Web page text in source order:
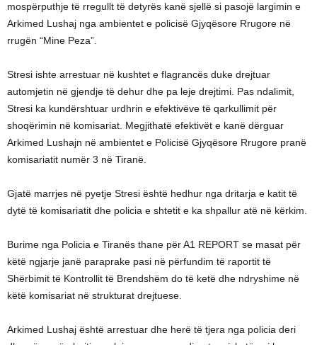
mospërputhje të rregullt të detyrës kanë sjellë si pasojë largimin e
Arkimed Lushaj nga ambientet e policisë Gjyqësore Rrugore në
rrugën “Mine Peza”.
Stresi ishte arrestuar në kushtet e flagrancës duke drejtuar
automjetin në gjendje të dehur dhe pa leje drejtimi. Pas ndalimit,
Stresi ka kundërshtuar urdhrin e efektivëve të qarkullimit për
shoqërimin në komisariat. Megjithatë efektivët e kanë dërguar
Arkimed Lushajn në ambientet e Policisë Gjyqësore Rrugore pranë
komisariatit numër 3 në Tiranë.
Gjatë marrjes në pyetje Stresi është hedhur nga dritarja e katit të
dytë të komisariatit dhe policia e shtetit e ka shpallur atë në kërkim.
Burime nga Policia e Tiranës thane për A1 REPORT se masat për
këtë ngjarje janë paraprake pasi në përfundim të raportit të
Shërbimit të Kontrollit të Brendshëm do të ketë dhe ndryshime në
këtë komisariat në strukturat drejtuese.
Arkimed Lushaj është arrestuar dhe herë të tjera nga policia deri